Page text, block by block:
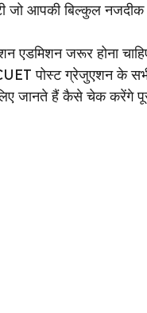
जो आपकी बिल्कुल नजदीक
एडमिशन जरूर होना
पोस्ट ग्रेजुएशन के सभी
जानते हैं कैसे चेक करेंगे